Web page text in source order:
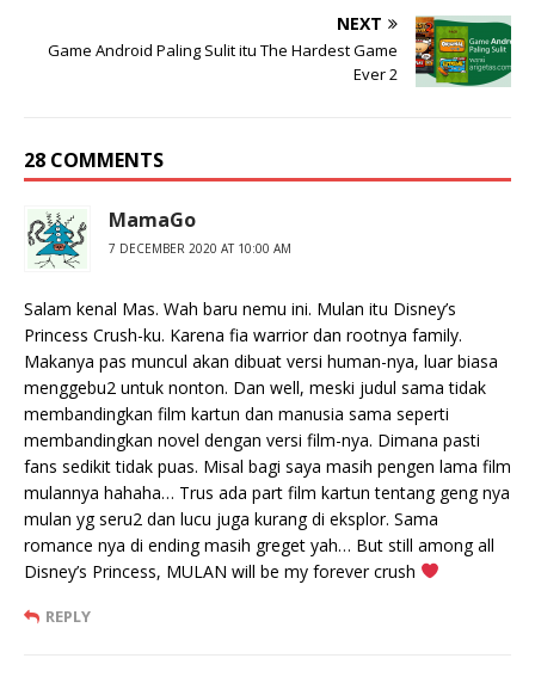
NEXT
Game Android Paling Sulit itu The Hardest Game
Ever 2
28 COMMENTS
MamaGo
7 DECEMBER 2020 AT 10:00 AM
Salam kenal Mas. Wah baru nemu ini. Mulan itu Disney’s
Princess Crush-ku. Karena fia warrior dan rootnya family.
Makanya pas muncul akan dibuat versi human-nya, luar biasa
menggebu2 untuk nonton. Dan well, meski judul sama tidak
membandingkan film kartun dan manusia sama seperti
membandingkan novel dengan versi film-nya. Dimana pasti
fans sedikit tidak puas. Misal bagi saya masih pengen lama film
mulannya hahaha… Trus ada part film kartun tentang geng nya
mulan yg seru2 dan lucu juga kurang di eksplor. Sama
romance nya di ending masih greget yah… But still among all
Disney’s Princess, MULAN will be my forever crush
REPLY